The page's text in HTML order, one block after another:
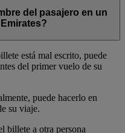
del pasajero en un
está mal escrito, puede
del primer vuelo de su
puede hacerlo en
su viaje.
billete a otra persona